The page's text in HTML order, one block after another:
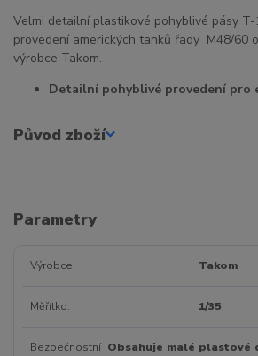
Velmi detailní plastikové pohyblivé pásy
provedení amerických tanků řady M48/60
výrobce Takom.
Detailní pohyblivé provedení pro
Původ zboží
Parametry
Výrobce Takom
Měřítko 1/35
Bezpečnostní Obsahuje malé plastové